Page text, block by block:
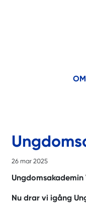
26 mar 2025
Nu drar vi igång